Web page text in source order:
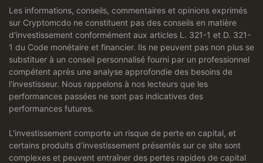
Les informations, conseils, commentaires et opinions exprimés
sur Cryptomcdo ne constituent pas des conseils en matière
d'investissement conformément aux articles L. 321-1 et D. 321-
1 du Code monétaire et financier. Ils ne peuvent pas non plus se
substituer à un conseil personnalisé fourni par un professionnel
compétent après une analyse approfondie des besoins de
l'investisseur. Nous rappelons à nos lecteurs que les
performances passées ne sont pas indicatives des
performances futures.
L'investissement comporte un risque de perte en capital, et
certains produits d'investissement présentés sur ce site sont
complexes et peuvent entraîner des pertes rapides de capital